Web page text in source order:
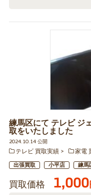
練馬区にて テレビ ジ
取をいたしました
2024.10.14 公開
テレビ 買取実績
家電
出張買取 小平店 練馬
買取価格 1,000